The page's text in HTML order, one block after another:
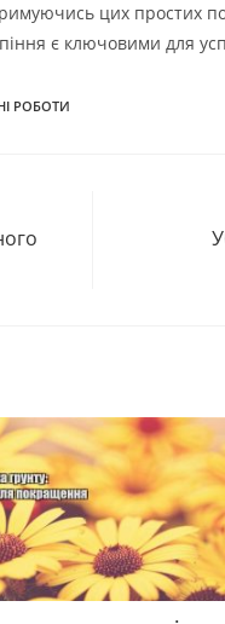
цих простих
є ключовими для
РОБОТИ